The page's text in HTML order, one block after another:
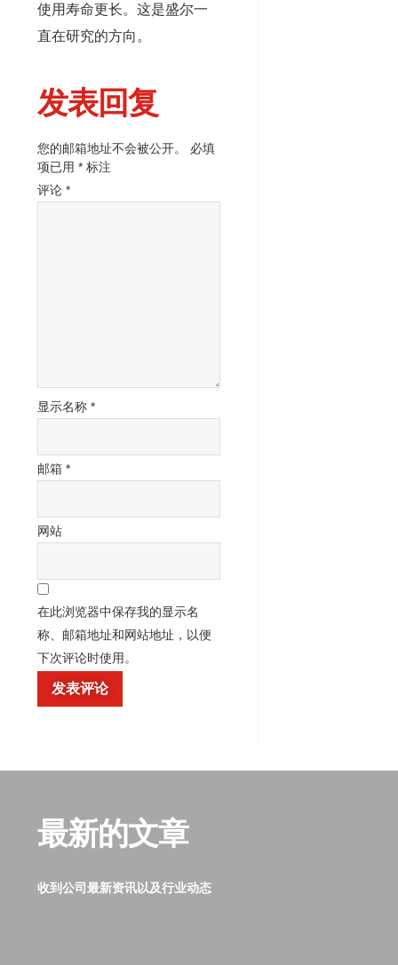
使用寿命更长。这是盛尔一
直在研究的方向。
发表回复
您的邮箱地址不会被公开。
必填
项已用 * 标注
评论 *
显示名称 *
邮箱 *
网站
在此浏览器中保存我的显示名
称、邮箱地址和网站地址，以便
下次评论时使用。
最新的文章
收到公司最新资讯以及行业动态